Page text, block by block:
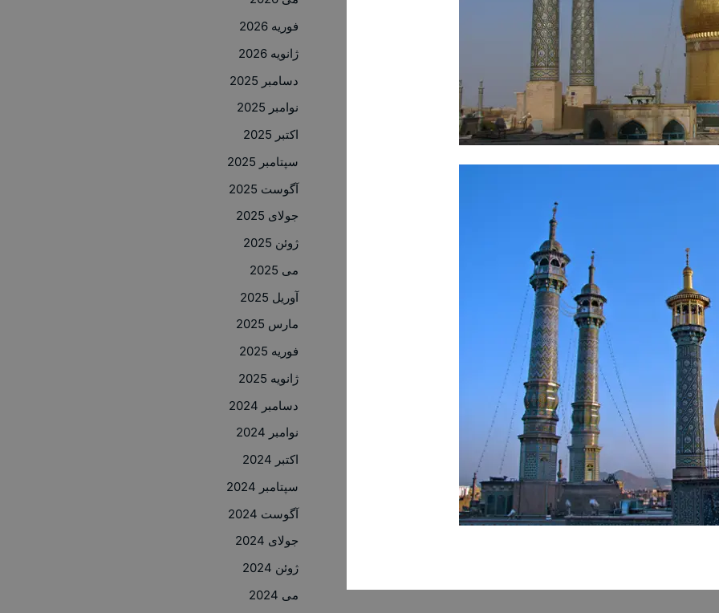
فوریه 2026
ژانویه 2026
دسامبر 2025
نوامبر 2025
اکتبر 2025
سپتامبر 2025
آگوست 2025
جولای 2025
ژوئن 2025
می 2025
آوریل 2025
مارس 2025
فوریه 2025
ژانویه 2025
دسامبر 2024
نوامبر 2024
اکتبر 2024
سپتامبر 2024
آگوست 2024
جولای 2024
ژوئن 2024
می 2024